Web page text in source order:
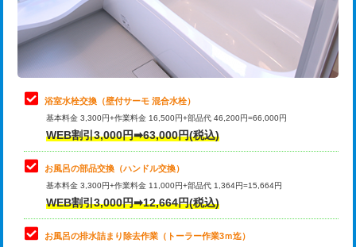
止水・漏水調査・防水処理・清掃・修
理・調整・分解・加工など（軽作業）
止水・漏水調査・防水処理・清掃・修
理・調整・分解・加工など（中作業）
22,000円
止水・漏水調査・防水処理・清掃・修
理・調整・分解・加工など（重作業）
33,000円
トイレタンク脱着
トイレ便器脱着
タンクレストイレ脱着 33,000円
浴室水栓交換（壁付サーモ 混合水栓）
基本料金 3,300円+作業料金 16,500円+部品代 46,200円=66,000円
WEB割引3,000円➡63,000円(税込)
お風呂の部品交換（ハンドル交換）
基本料金 3,300円+作業料金 11,000円+部品代 1,364円=15,664円
WEB割引3,000円➡12,664円(税込)
お風呂の排水詰まり除去作業（トーラー作業3ｍ迄）